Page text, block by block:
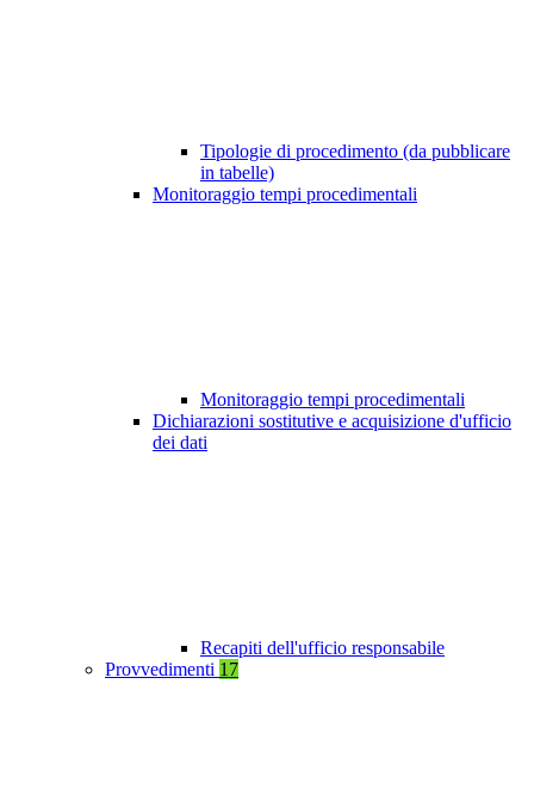
Tipologie di procedimento (da pubblicare
in tabelle)
Monitoraggio tempi procedimentali
Monitoraggio tempi procedimentali
Dichiarazioni sostitutive e acquisizione d'ufficio
dei dati
Recapiti dell'ufficio responsabile
Provvedimenti 17